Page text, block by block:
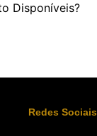
Disponíveis?
Redes Sociais